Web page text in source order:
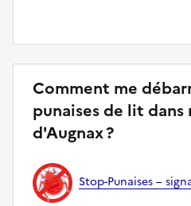
Comment me
punaises de lit
d'Augnax ?
Stop-Punaises –